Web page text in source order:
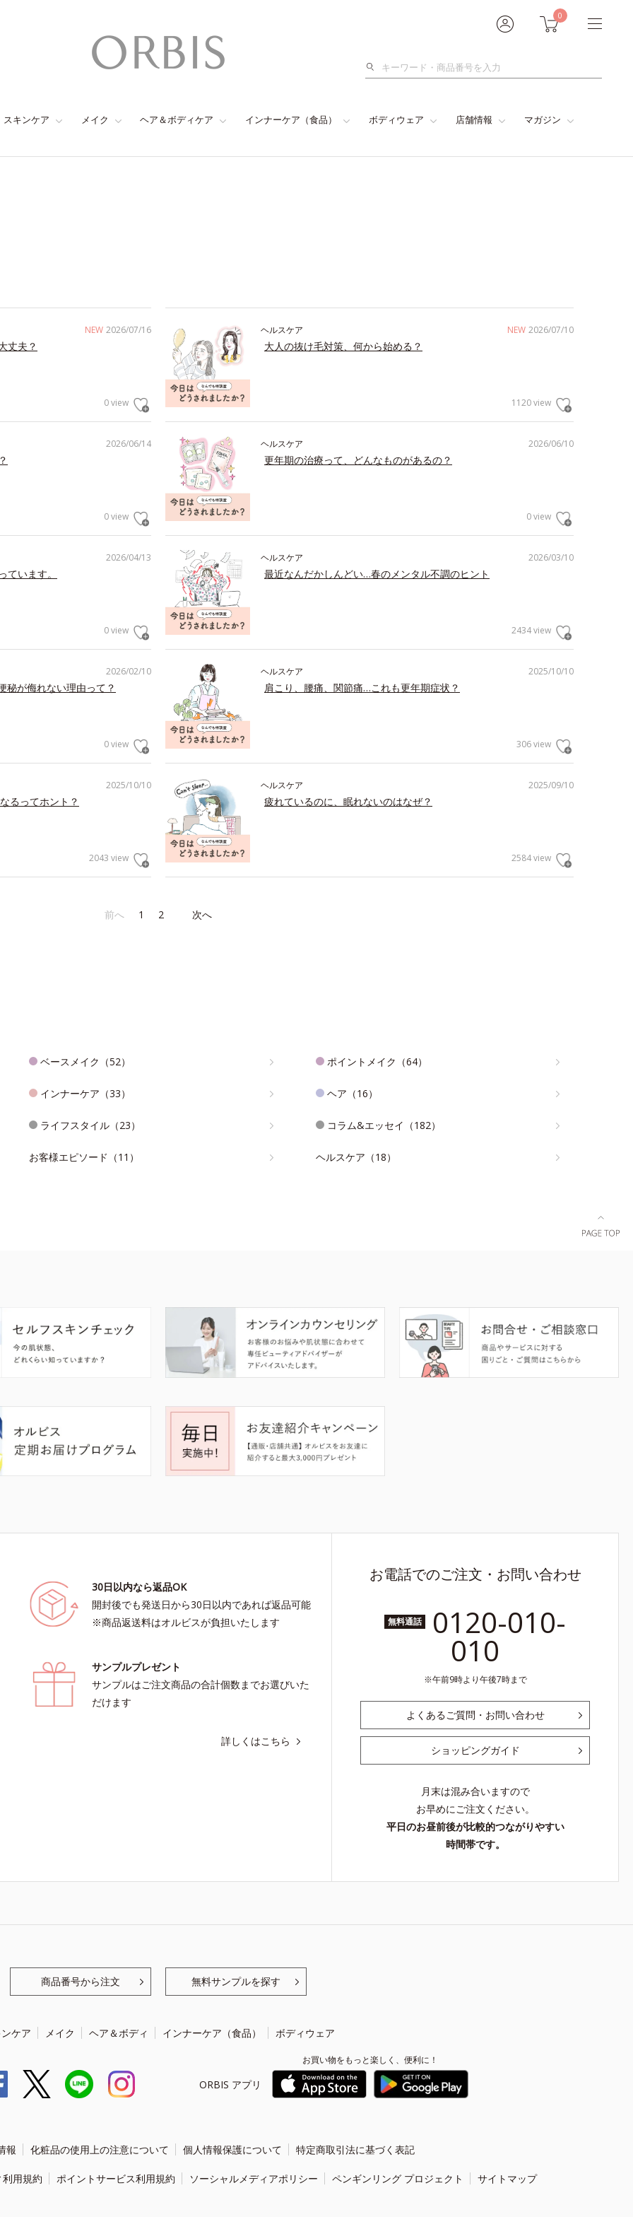
0
検
スキンケア メイク ヘア＆ボディケア インナーケア（食品） ボディウェア 店舗情報 マガジン
NEW 2026/07/16
丈夫？
0 view
NEW 2026/07/10
ヘルスケア
大人の抜け毛対策、何から始める？
1120 view
2026/06/14
0 view
2026/06/10
ヘルスケア
更年期の治療って、どんなものがあるの？
0 view
2026/04/13
います。
0 view
2026/03/10
ヘルスケア
最近なんだかしんどい…春のメンタル不調のヒント
2434 view
2026/02/10
秘が侮れない理由って？
0 view
2025/10/10
ヘルスケア
肩こり、腰痛、関節痛…これも更年期症状？
306 view
2025/10/10
るってホント？
2043 view
2025/09/10
ヘルスケア
疲れているのに、眠れないのはなぜ？
2584 view
前へ 1 2 次へ
ベースメイク（52） ポイントメイク（64）
インナーケア（33） ヘア（16）
ライフスタイル（23） コラム&エッセイ（182）
お客様エピソード（11） ヘルスケア（18）
30日以内なら返品OK
開封後でも発送日から30日以内であれば返品可能
※商品返送料はオルビスが負担いたします
サンプルプレゼント
サンプルはご注文商品の合計個数までお選びいた
だけます
詳しくはこちら
お電話でのご注文・お問い合わせ
無料通話 0120-010-
010
午前9時より午後7時まで
よくあるご質問・お問い合わせ
ショッピングガイド
月末は混み合いますので
お早めにご注文ください。
平日のお昼前後が比較的つながりやすい
時間帯です。
商品番号から注文 無料サンプルを探す
ケア メイク ヘア＆ボディ インナーケア（食品） ボディウェア
ORBIS アプリ
お買い物をもっと楽しく、便利に！
報 化粧品の使用上の注意について 個人情報保護について 特定商取引法に基づく表記
用規約 ポイントサービス利用規約 ソーシャルメディアポリシー ペンギンリング プロジェクト サイトマップ